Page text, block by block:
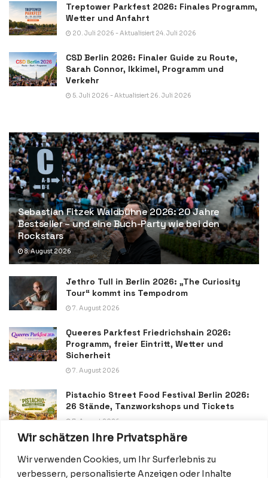
Wir schätzen Ihre Privatsphäre
Wir verwenden Cookies, um Ihr Surferlebnis zu
verbessern, personalisierte Anzeigen oder Inhalte
Treptower Parkfest 2026: Finales Programm,
Wetter und Anfahrt
20. Juli 2026 - Aktualisiert 24. Juli 2026
CSD Berlin 2026: Finaler Guide zu Route,
Sarah Connor, Ikkimel, Programm und
Verkehr
5. Juli 2026 - Aktualisiert 26. Juli 2026
Sebastian Fitzek Waldbühne 2026: 20 Jahre
Bestseller – und eine Buch-Party wie bei den
Rockstars
8. August 2026
Jethro Tull in Berlin 2026: „The Curiosity
Tour“ kommt ins Tempodrom
7. August 2026
Queeres Parkfest Friedrichshain 2026:
Programm, freier Eintritt, Wetter und
Sicherheit
7. August 2026
Pistachio Street Food Festival Berlin 2026:
26 Stände, Tanzworkshops und Tickets
7. August 2026